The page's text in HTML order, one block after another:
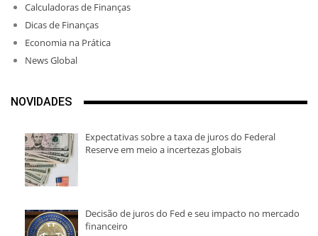
Calculadoras de Finanças
Dicas de Finanças
Economia na Prática
News Global
NOVIDADES
Expectativas sobre a taxa de juros do Federal
Reserve em meio a incertezas globais
Decisão de juros do Fed e seu impacto no mercado
financeiro